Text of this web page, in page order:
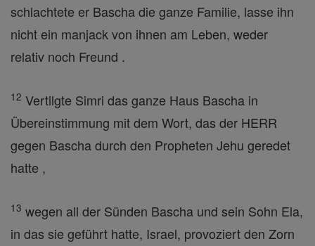
schlachtete er Bascha die ganze Familie, lasse ihn
nicht ein manjack von ihnen am Leben, weder
relativ noch Freund .
12 Vertilgte Simri das ganze Haus Bascha in
Übereinstimmung mit dem Wort, das der HERR
gegen Bascha durch den Propheten Jehu geredet
hatte ,
13 wegen all der Sünden Bascha und sein Sohn Ela,
in das sie geführt hatte, Israel, provoziert den Zorn